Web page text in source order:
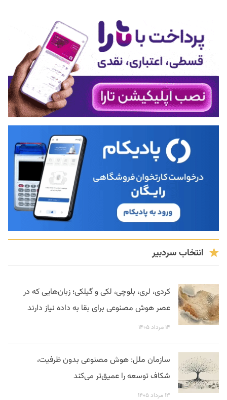
انتخاب سردبیر
کردی، لری، بلوچی، لکی و گیلکی؛ زبان‌هایی که در
عصر هوش مصنوعی برای بقا به داده نیاز دارند
۱۴ مرداد ۱۴۰۵
سازمان ملل: هوش مصنوعی بدون ظرفیت،
شکاف توسعه را عمیق‌تر می‌کند
۱۳ مرداد ۱۴۰۵